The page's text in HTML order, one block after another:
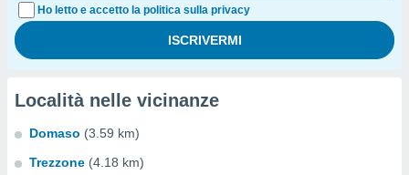
Ho letto e accetto la politica sulla privacy
Località nelle vicinanze
Domaso (3.59 km)
Trezzone (4.18 km)